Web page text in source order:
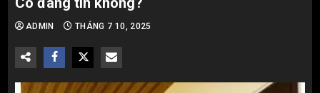
ADMIN THÁNG 7 10, 2025